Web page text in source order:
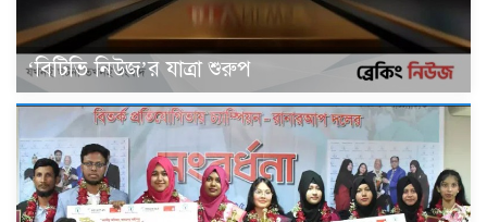
‘বিটিভি নিউজ’র যাত্রা শুরুপ